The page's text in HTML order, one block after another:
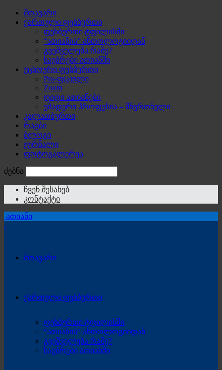
მთავარი
ქართული ფეხბურთი
ფეხბურთი ტფილისში
“ათიანის” ანთოლოგიიდან
გვეშველება რამე?
საუბრები ათიანში
უცხოური ფეხბურთი
Pro-ფ(ა)ილი
Zoom
დიდი ათიანები
უმადური პროფესია – მწვრთნელი
კალათბურთი
რაგბი
ბლოგი
ჟურნალი
ფოტოგალერეა
ძებნა
ჩვენ შესახებ
კონტაქტი
ათიანი
მთავარი
ქართული ფეხბურთი
ფეხბურთი ტფილისში
“ათიანის” ანთოლოგიიდან
გვეშველება რამე?
საუბრები ათიანში